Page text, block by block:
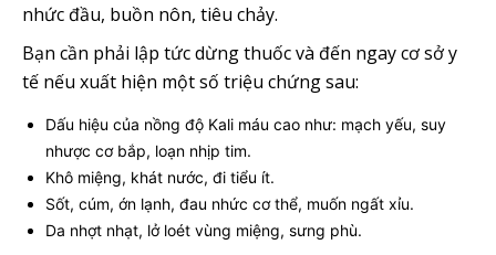
nhức đầu, buồn nôn, tiêu chảy.
Bạn cần phải lập tức dừng thuốc và đến ngay cơ sở y
tế nếu xuất hiện một số triệu chứng sau:
Dấu hiệu của nồng độ Kali máu cao như: mạch yếu, suy
nhược cơ bắp, loạn nhịp tim.
Khô miệng, khát nước, đi tiểu ít.
Sốt, cúm, ớn lạnh, đau nhức cơ thể, muốn ngất xỉu.
Da nhợt nhạt, lở loét vùng miệng, sưng phù.